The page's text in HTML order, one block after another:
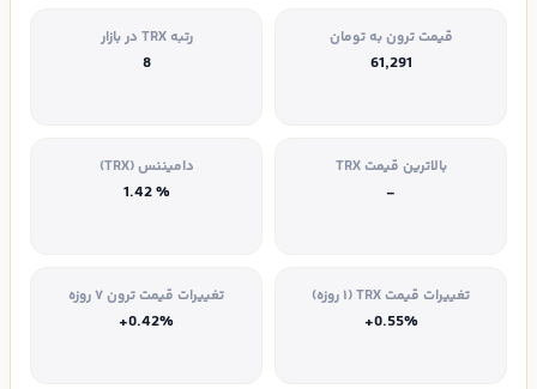
قیمت ترون به تومان
61,291
رتبه TRX در بازار
8
بالاترین قیمت TRX
-
دامیننس (TRX)
% 1.42
تغییرات قیمت TRX (۱ روزه)
+0.55%
تغییرات قیمت ترون ۷ روزه
+0.42%